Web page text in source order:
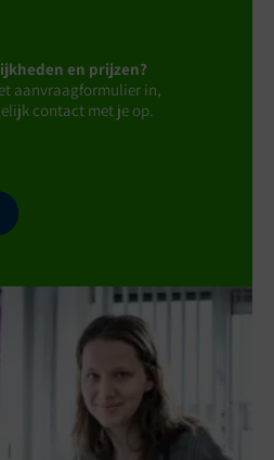
en prijzen?
aanvraagformulier in,
contact met je op.